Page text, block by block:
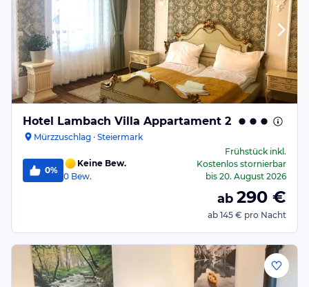
Hotel Lambach Villa Appartament 2
Mürzzuschlag · Steiermark
0%
Keine Bew.
0 Bew.
Frühstückinkl.
Kostenlos stornierbar
bis 20. August 2026
ab 290 €
ab 145 € pro Nacht